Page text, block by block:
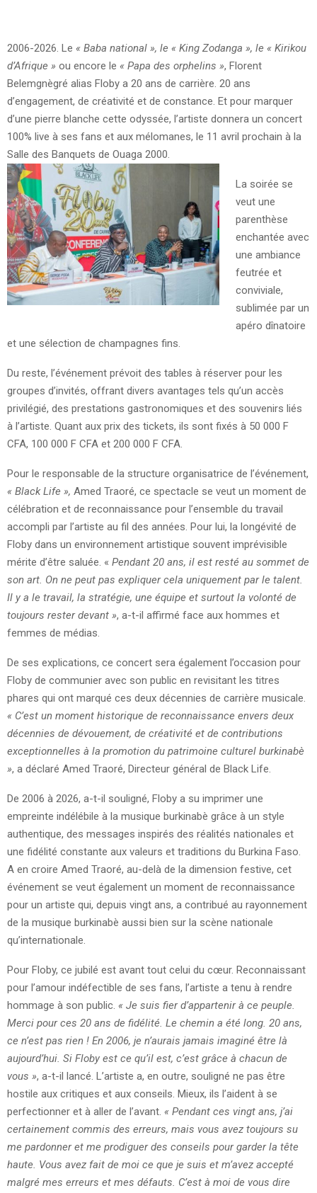
2006-2026. Le « Baba national », le « King Zodanga », le « Kirikou
d’Afrique » ou encore le « Papa des orphelins », Florent
Belemgnègré alias Floby a 20 ans de carrière. 20 ans
d’engagement, de créativité et de constance. Et pour marquer
d’une pierre blanche cette odyssée, l’artiste donnera un concert
100% live à ses fans et aux mélomanes, le 11 avril prochain à la
Salle des Banquets de Ouaga 2000.
La soirée se
veut une
parenthèse
enchantée avec
une ambiance
feutrée et
conviviale,
sublimée par un
apéro dînatoire
et une sélection de champagnes fins.
Du reste, l’événement prévoit des tables à réserver pour les
groupes d’invités, offrant divers avantages tels qu’un accès
privilégié, des prestations gastronomiques et des souvenirs liés
à l’artiste. Quant aux prix des tickets, ils sont fixés à 50 000 F
CFA, 100 000 F CFA et 200 000 F CFA.
Pour le responsable de la structure organisatrice de l’événement,
« Black Life », Amed Traoré, ce spectacle se veut un moment de
célébration et de reconnaissance pour l’ensemble du travail
accompli par l’artiste au fil des années. Pour lui, la longévité de
Floby dans un environnement artistique souvent imprévisible
mérite d’être saluée. « Pendant 20 ans, il est resté au sommet de
son art. On ne peut pas expliquer cela uniquement par le talent.
Il y a le travail, la stratégie, une équipe et surtout la volonté de
toujours rester devant », a-t-il affirmé face aux hommes et
femmes de médias.
De ses explications, ce concert sera également l’occasion pour
Floby de communier avec son public en revisitant les titres
phares qui ont marqué ces deux décennies de carrière musicale.
« C’est un moment historique de reconnaissance envers deux
décennies de dévouement, de créativité et de contributions
exceptionnelles à la promotion du patrimoine culturel burkinabè
», a déclaré Amed Traoré, Directeur général de Black Life.
De 2006 à 2026, a-t-il souligné, Floby a su imprimer une
empreinte indélébile à la musique burkinabè grâce à un style
authentique, des messages inspirés des réalités nationales et
une fidélité constante aux valeurs et traditions du Burkina Faso.
A en croire Amed Traoré, au-delà de la dimension festive, cet
événement se veut également un moment de reconnaissance
pour un artiste qui, depuis vingt ans, a contribué au rayonnement
de la musique burkinabè aussi bien sur la scène nationale
qu’internationale.
Pour Floby, ce jubilé est avant tout celui du cœur. Reconnaissant
pour l’amour indéfectible de ses fans, l’artiste a tenu à rendre
hommage à son public. « Je suis fier d’appartenir à ce peuple.
Merci pour ces 20 ans de fidélité. Le chemin a été long. 20 ans,
ce n’est pas rien ! En 2006, je n’aurais jamais imaginé être là
aujourd’hui. Si Floby est ce qu’il est, c’est grâce à chacun de
vous », a-t-il lancé. L’artiste a, en outre, souligné ne pas être
hostile aux critiques et aux conseils. Mieux, ils l’aident à se
perfectionner et à aller de l’avant. « Pendant ces vingt ans, j’ai
certainement commis des erreurs, mais vous avez toujours su
me pardonner et me prodiguer des conseils pour garder la tête
haute. Vous avez fait de moi ce que je suis et m’avez accepté
malgré mes erreurs et mes défauts. C’est à moi de vous dire